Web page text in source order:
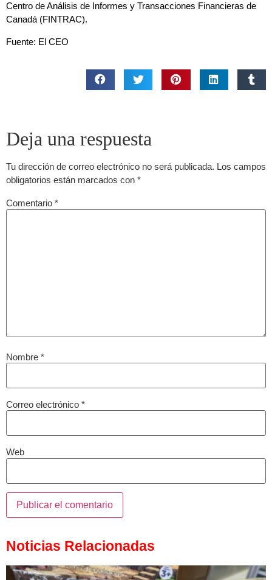
Centro de Análisis de Informes y Transacciones Financieras de
Canadá (FINTRAC).
Fuente: El CEO
Deja una respuesta
Tu dirección de correo electrónico no será publicada. Los campos
obligatorios están marcados con *
Comentario *
Nombre *
Correo electrónico *
Web
Noticias Relacionadas